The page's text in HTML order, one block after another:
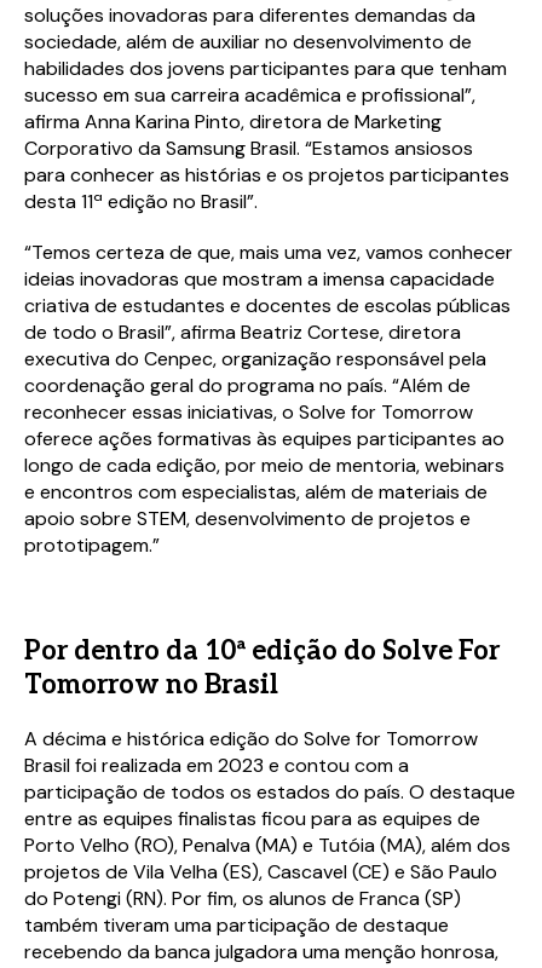
soluções inovadoras para diferentes demandas da
sociedade, além de auxiliar no desenvolvimento de
habilidades dos jovens participantes para que tenham
sucesso em sua carreira acadêmica e profissional”,
afirma Anna Karina Pinto, diretora de Marketing
Corporativo da Samsung Brasil. “Estamos ansiosos
para conhecer as histórias e os projetos participantes
desta 11ª edição no Brasil”.
“Temos certeza de que, mais uma vez, vamos conhecer
ideias inovadoras que mostram a imensa capacidade
criativa de estudantes e docentes de escolas públicas
de todo o Brasil”, afirma Beatriz Cortese, diretora
executiva do Cenpec, organização responsável pela
coordenação geral do programa no país. “Além de
reconhecer essas iniciativas, o Solve for Tomorrow
oferece ações formativas às equipes participantes ao
longo de cada edição, por meio de mentoria, webinars
e encontros com especialistas, além de materiais de
apoio sobre STEM, desenvolvimento de projetos e
prototipagem.”
Por dentro da 10ª edição do Solve For
Tomorrow no Brasil
A décima e histórica edição do Solve for Tomorrow
Brasil foi realizada em 2023 e contou com a
participação de todos os estados do país. O destaque
entre as equipes finalistas ficou para as equipes de
Porto Velho (RO), Penalva (MA) e Tutóia (MA), além dos
projetos de Vila Velha (ES), Cascavel (CE) e São Paulo
do Potengi (RN). Por fim, os alunos de Franca (SP)
também tiveram uma participação de destaque
recebendo da banca julgadora uma menção honrosa,